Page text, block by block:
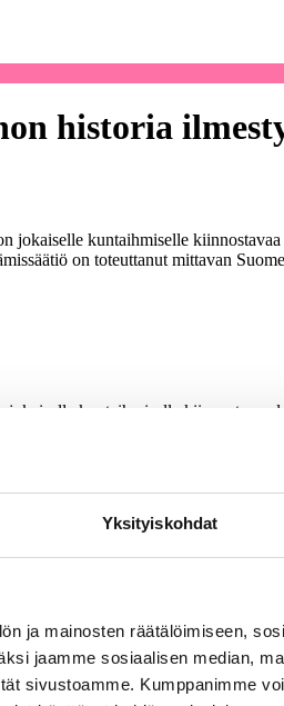
Yksityiskohdat
ja mainosten räätälöimiseen,
jaamme sosiaalisen median,
sivustoamme. Kumppanimme
historia
kuntaihmiselle
on toteuttanut mittavan
kuntaihmiselle kiinnostavaa
historia –hankkeen.